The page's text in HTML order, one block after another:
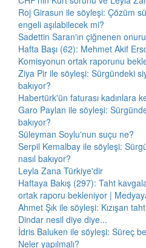
Roj Girasun ile söyleşi: Çözüm
engeli aşılabilecek mi?
Sadettin Saran'ın çiğnenen onuru
Hafta Başı (62): Mehmet Akif
Komisyonun ortak raporunu
Ziya Pir ile söyleşi: Sürgündeki
bakıyor?
Habertürk'ün faturası kadınlara
Garo Paylan ile söyleşi:
bakıyor?
Süleyman Soylu'nun suçu ne?
Serpil Kemalbay ile söyleşi:
nasıl bakıyor?
Leyla Zana Türkiye'dir
Haftaya Bakış (297): Taht
ortak raporu bekleniyor |
Ahmet Şık ile söyleşi: Kızışan
Dindar nesil diye diye...
İdris Baluken ile söyleşi: Süreç
Neler yapılmalı?